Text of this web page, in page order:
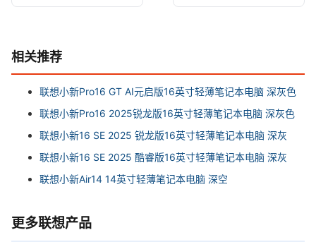
相关推荐
联想小新Pro16 GT AI元启版16英寸轻薄笔记本电脑 深灰色
联想小新Pro16 2025锐龙版16英寸轻薄笔记本电脑 深灰色
联想小新16 SE 2025 锐龙版16英寸轻薄笔记本电脑 深灰
联想小新16 SE 2025 酷睿版16英寸轻薄笔记本电脑 深灰
联想小新Air14 14英寸轻薄笔记本电脑 深空
更多联想产品